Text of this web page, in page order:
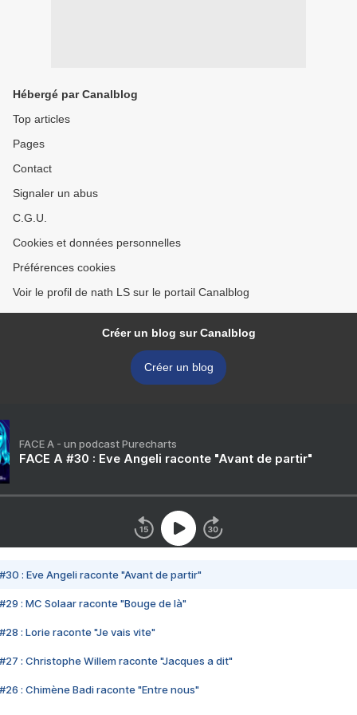
Hébergé par Canalblog
Top articles
Pages
Contact
Signaler un abus
C.G.U.
Cookies et données personnelles
Préférences cookies
Voir le profil de nath LS sur le portail Canalblog
Créer un blog sur Canalblog
Créer un blog
FACE A - un podcast Purecharts
FACE A #30 : Eve Angeli raconte "Avant de partir"
#30 : Eve Angeli raconte "Avant de partir"
#29 : MC Solaar raconte "Bouge de là"
#28 : Lorie raconte "Je vais vite"
#27 : Christophe Willem raconte "Jacques a dit"
#26 : Chimène Badi raconte "Entre nous"